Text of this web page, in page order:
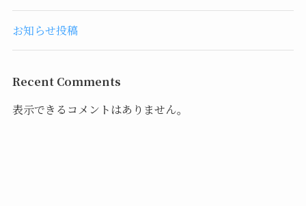
お知らせ投稿
Recent Comments
表示できるコメントはありません。